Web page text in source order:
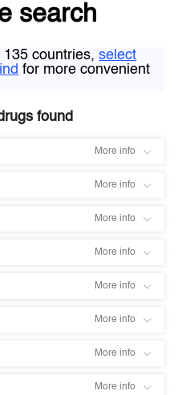
search
135 countries,select
for more convenient
found
More info
More info
More info
More info
More info
More info
More info
More info